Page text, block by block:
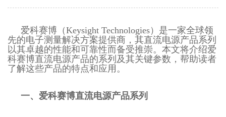
爱科赛博（Keysight Technologies）是一家全球领
先的电子测量解决方案提供商，其直流电源产品系列
以其卓越的性能和可靠性而备受推崇。本文将介绍爱
科赛博直流电源产品的系列及其关键参数，帮助读者
了解这些产品的特点和应用。
一、爱科赛博直流电源产品系列